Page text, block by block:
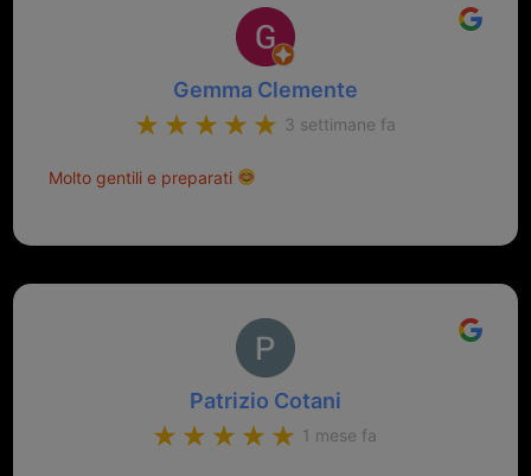
Gemma Clemente
3 settimane fa
Molto gentili e preparati
Patrizio Cotani
1 mese fa